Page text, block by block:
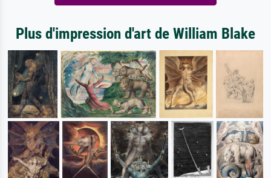
Plus d'impression d'art de William Blake